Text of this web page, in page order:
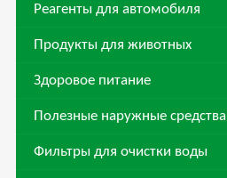
Реагенты для автомобиля
Продукты для животных
Здоровое питание
Полезные наружные средства
Фильтры для очистки воды